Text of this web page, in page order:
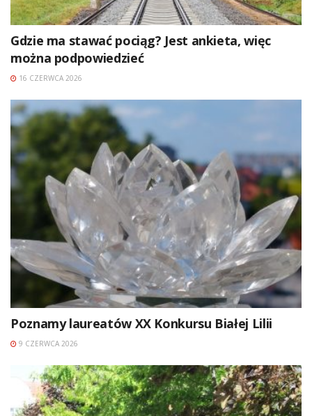
Gdzie ma stawać pociąg? Jest ankieta, więc
można podpowiedzieć
16 CZERWCA 2026
Poznamy laureatów XX Konkursu Białej Lilii
9 CZERWCA 2026